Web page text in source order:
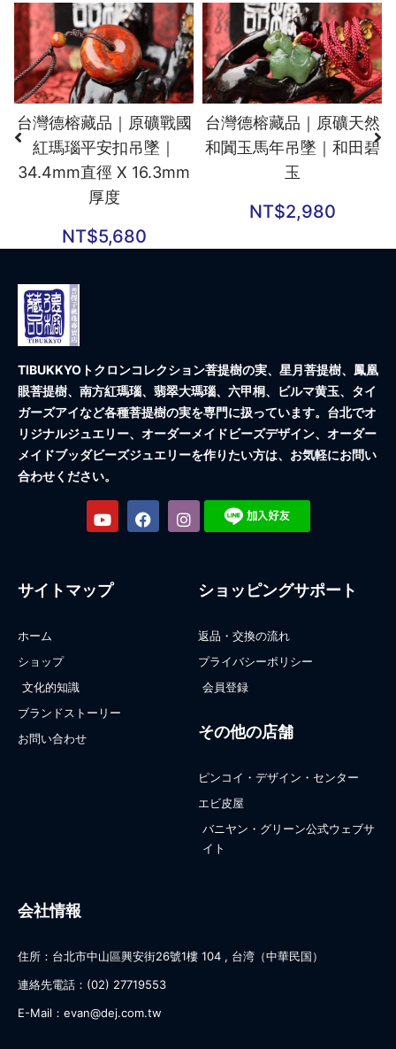
台灣德榕藏品｜原礦戰國
紅瑪瑙平安扣吊墜｜
34.4mm直徑 X 16.3mm
厚度
NT$5,680
台灣德榕藏品｜原礦天然
和闐玉馬年吊墜｜和田碧
玉
NT$2,980
TIBUKKYOトクロンコレクション菩提樹の実、星月菩提樹、鳳凰
眼菩提樹、南方紅瑪瑙、翡翠大瑪瑙、六甲桐、ビルマ黄玉、タイ
ガーズアイなど各種菩提樹の実を専門に扱っています。台北でオ
リジナルジュエリー、オーダーメイドビーズデザイン、オーダー
メイドブッダビーズジュエリーを作りたい方は、お気軽にお問い
合わせください。
サイトマップ
ホーム
ショップ
文化的知識
ブランドストーリー
お問い合わせ
ショッピングサポート
返品・交換の流れ
プライバシーポリシー
会員登録
その他の店舗
ピンコイ・デザイン・センター
エビ皮屋
バニヤン・グリーン公式ウェブサ
イト
会社情報
住所：台北市中山區興安街26號1樓 104 , 台湾（中華民国）
連絡先電話：(02) 27719553
E-Mail：evan@dej.com.tw